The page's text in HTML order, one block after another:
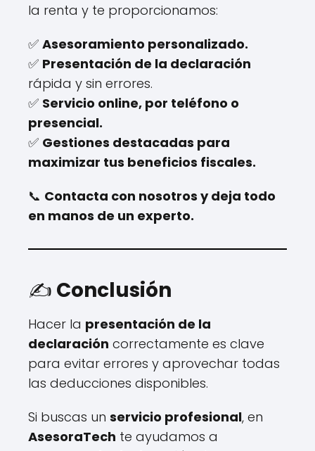
la renta y te proporcionamos:
✅ Asesoramiento personalizado.
✅ Presentación de la declaración
rápida y sin errores.
✅ Servicio online, por teléfono o
presencial.
✅ Gestiones destacadas para
maximizar tus beneficios fiscales.
📞 Contacta con nosotros y deja todo
en manos de un experto.
✍️ Conclusión
Hacer la presentación de la
declaración correctamente es clave
para evitar errores y aprovechar todas
las deducciones disponibles.
Si buscas un servicio profesional, en
AsesoraTech te ayudamos a